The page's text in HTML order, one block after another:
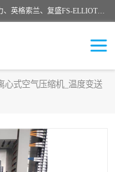
绍兴金戈贸易有限公司主要经营品牌：美国寿力、英格索兰、复盛FS-ELLIOTT，库伯COOPER、阿特拉斯等品牌空压机及配件销售；承接全厂空气压缩机管理、维护保养；节能改造；气体干燥机销售、维护、维修、保养。销售各种品牌空压机空气滤芯、油滤芯、油气分离器；精密过滤器滤芯；除油雾滤芯；抽真空滤芯，消音器，疏水器。劳务承接：全厂空压机维修保养工程，安装工程；移机或汰换工程；节能改造工程等。
心式空气压缩机_温度变送
格索兰配件
台富源特种陶瓷